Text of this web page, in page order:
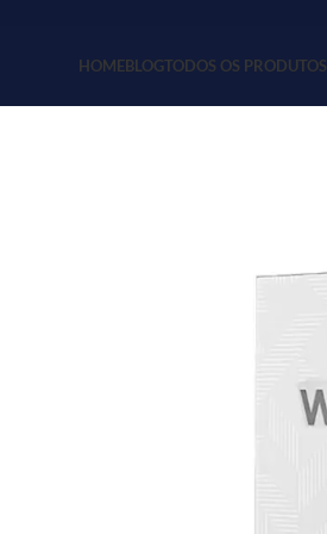
HOMEBLOGTODOS OS PRODUTOS